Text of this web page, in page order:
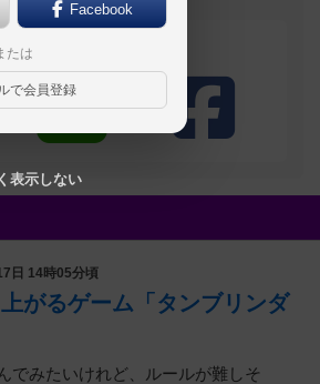
日 14時05分頃
がるゲーム「タンブリンダ
でみたいけれど、ルールが難しそ
Facebook
たは
で会員登録
表示しない